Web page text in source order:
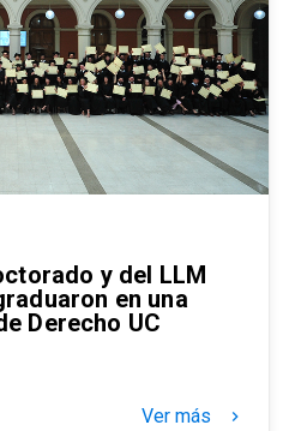
y del LLM
en una
Derecho UC
Ver más keyboard_arrow_right